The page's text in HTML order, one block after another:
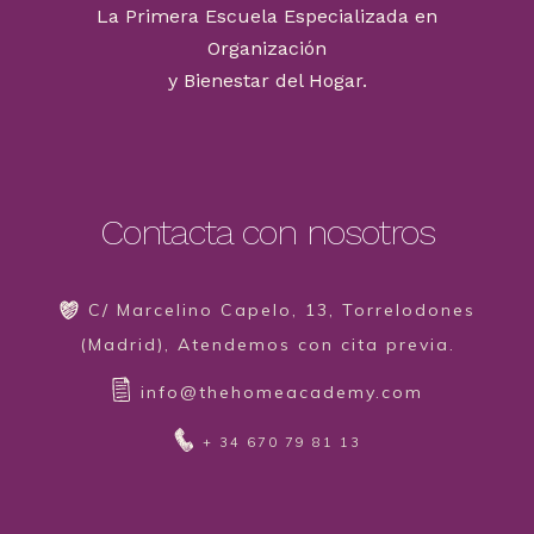
La Primera Escuela Especializada en
Organización
y Bienestar del Hogar.
Contacta con nosotros
C/ Marcelino Capelo, 13, Torrelodones
(Madrid), Atendemos con cita previa.
info@thehomeacademy.com
+ 34 670 79 81 13